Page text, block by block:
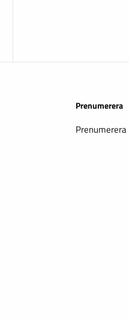
Prenumerera
Prenumerera